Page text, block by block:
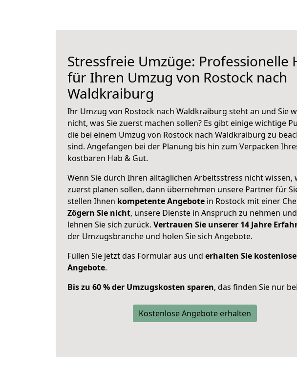
Stressfreie Umzüge: Professionelle
für Ihren Umzug von Rostock nach
Waldkraiburg
Ihr Umzug von Rostock nach Waldkraiburg steht an und Sie
nicht, was Sie zuerst machen sollen? Es gibt einige wichtige
die bei einem Umzug von Rostock nach Waldkraiburg zu
sind. Angefangen bei der Planung bis hin zum Verpacken
kostbaren Hab & Gut.
Wenn Sie durch Ihren alltäglichen Arbeitsstress nicht wissen,
zuerst planen sollen, dann übernehmen unsere Partner für
stellen Ihnen kompetente Angebote in Rostock mit einer
Zögern Sie nicht, unsere Dienste in Anspruch zu nehmen und
lehnen Sie sich zurück. Vertrauen Sie unserer 14 Jahre
der Umzugsbranche und holen Sie sich Angebote.
Füllen Sie jetzt das Formular aus und erhalten Sie kostenlose
Angebote.
Bis zu 60 % der Umzugskosten sparen, das finden Sie nur
Kostenlose Angebote erhalten